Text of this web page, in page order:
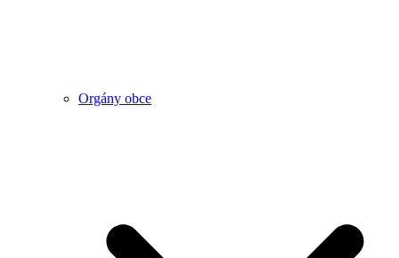
Orgány obce